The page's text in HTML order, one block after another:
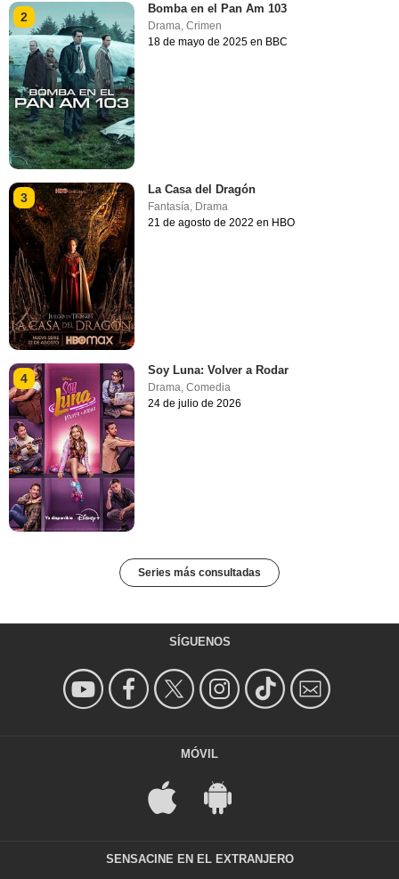
2
Bomba en el Pan Am 103
Drama ,Crimen
18 de mayo de 2025 en BBC
3
La Casa del Dragón
Fantasía, Drama
21 de agosto de 2022 en HBO
4
Soy Luna: Volver a Rodar
Drama,Comedia
24 de julio de 2026
Series más consultadas
SÍGUENOS
MÓVIL
SENSACINE EN EL EXTRANJERO